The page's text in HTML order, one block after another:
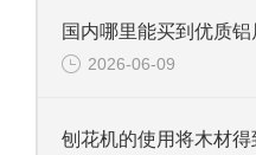
2026-06-09
刨花机的使用将木材得